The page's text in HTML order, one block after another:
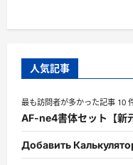
人気記事
最も訪問者が多かった記事 10
AF-ne4書体セット【新
Добавить